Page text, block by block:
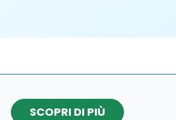
SCOPRI DI PIÙ